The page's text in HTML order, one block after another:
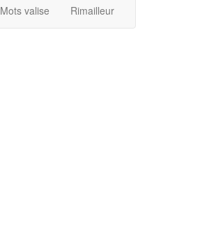
Mots valise Rimailleur